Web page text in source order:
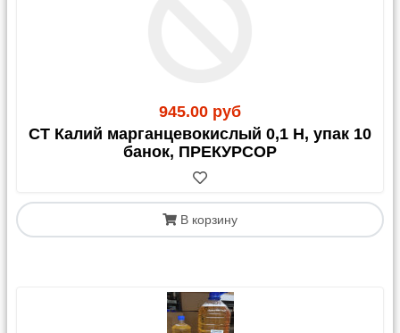
945.00 руб
СТ Калий марганцевокислый 0,1 Н, упак 10
банок, ПРЕКУРСОР
В корзину